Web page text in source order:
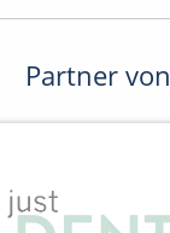
Partner von